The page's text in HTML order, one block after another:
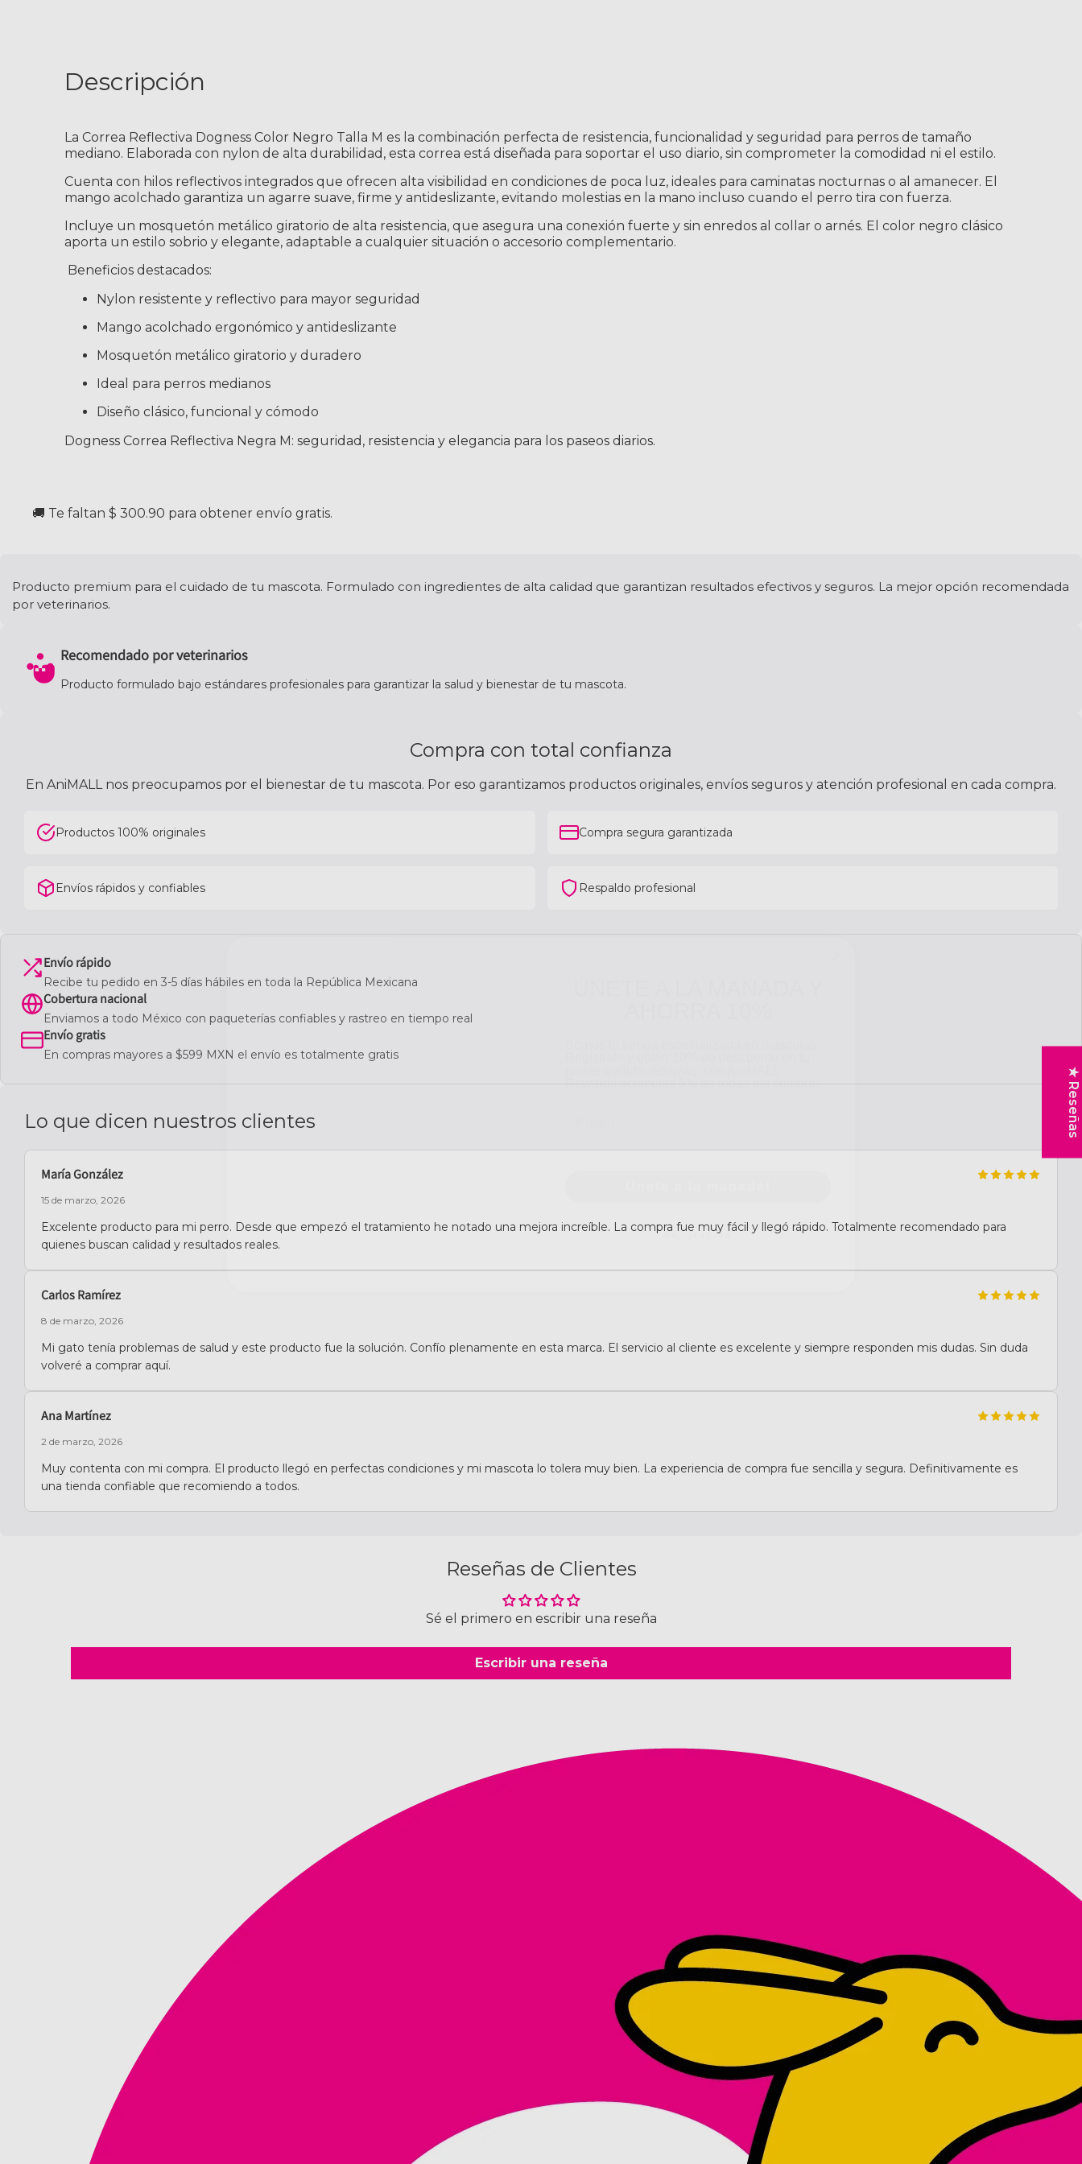
Descripción
La Correa Reflectiva Dogness Color Negro Talla M es la combinación perfecta de resistencia, funcionalidad y seguridad para perros de tamaño
mediano. Elaborada con nylon de alta durabilidad, esta correa está diseñada para soportar el uso diario, sin comprometer la comodidad ni el estilo.
Cuenta con hilos reflectivos integrados que ofrecen alta visibilidad en condiciones de poca luz, ideales para caminatas nocturnas o al amanecer. El
mango acolchado garantiza un agarre suave, firme y antideslizante, evitando molestias en la mano incluso cuando el perro tira con fuerza.
Incluye un mosquetón metálico giratorio de alta resistencia, que asegura una conexión fuerte y sin enredos al collar o arnés. El color negro clásico
aporta un estilo sobrio y elegante, adaptable a cualquier situación o accesorio complementario.
Beneficios destacados:
Nylon resistente y reflectivo para mayor seguridad
Mango acolchado ergonómico y antideslizante
Mosquetón metálico giratorio y duradero
Ideal para perros medianos
Diseño clásico, funcional y cómodo
Dogness Correa Reflectiva Negra M: seguridad, resistencia y elegancia para los paseos diarios.
🚚 Te faltan $ 300.90 para obtener envío gratis.
Producto premium para el cuidado de tu mascota. Formulado con ingredientes de alta calidad que garantizan resultados efectivos y seguros. La mejor opción recomendada
por veterinarios.
Recomendado por veterinarios
Producto formulado bajo estándares profesionales para garantizar la salud y bienestar de tu mascota.
Compra con total confianza
En AniMALL nos preocupamos por el bienestar de tu mascota. Por eso garantizamos productos originales, envíos seguros y atención profesional en cada compra.
Productos 100% originales Compra segura garantizada
Envíos rápidos y confiables Respaldo profesional
Envío rápido
Recibe tu pedido en 3-5 días hábiles en toda la República Mexicana
Cobertura nacional
Enviamos a todo México con paqueterías confiables y rastreo en tiempo real
Envío gratis
En compras mayores a $599 MXN el envío es totalmente gratis
Lo que dicen nuestros clientes
María González
15 de marzo, 2026
Excelente producto para mi perro. Desde que empezó el tratamiento he notado una mejora increíble. La compra fue muy fácil y llegó rápido. Totalmente recomendado para
quienes buscan calidad y resultados reales.
Carlos Ramírez
8 de marzo, 2026
Mi gato tenía problemas de salud y este producto fue la solución. Confío plenamente en esta marca. El servicio al cliente es excelente y siempre responden mis dudas. Sin duda
volveré a comprar aquí.
Ana Martínez
2 de marzo, 2026
Muy contenta con mi compra. El producto llegó en perfectas condiciones y mi mascota lo tolera muy bien. La experiencia de compra fue sencilla y segura. Definitivamente es
una tienda confiable que recomiendo a todos.
Reseñas de Clientes
Sé el primero en escribir una reseña
Escribir una reseña
★ Reseñas
Unete a la manada!